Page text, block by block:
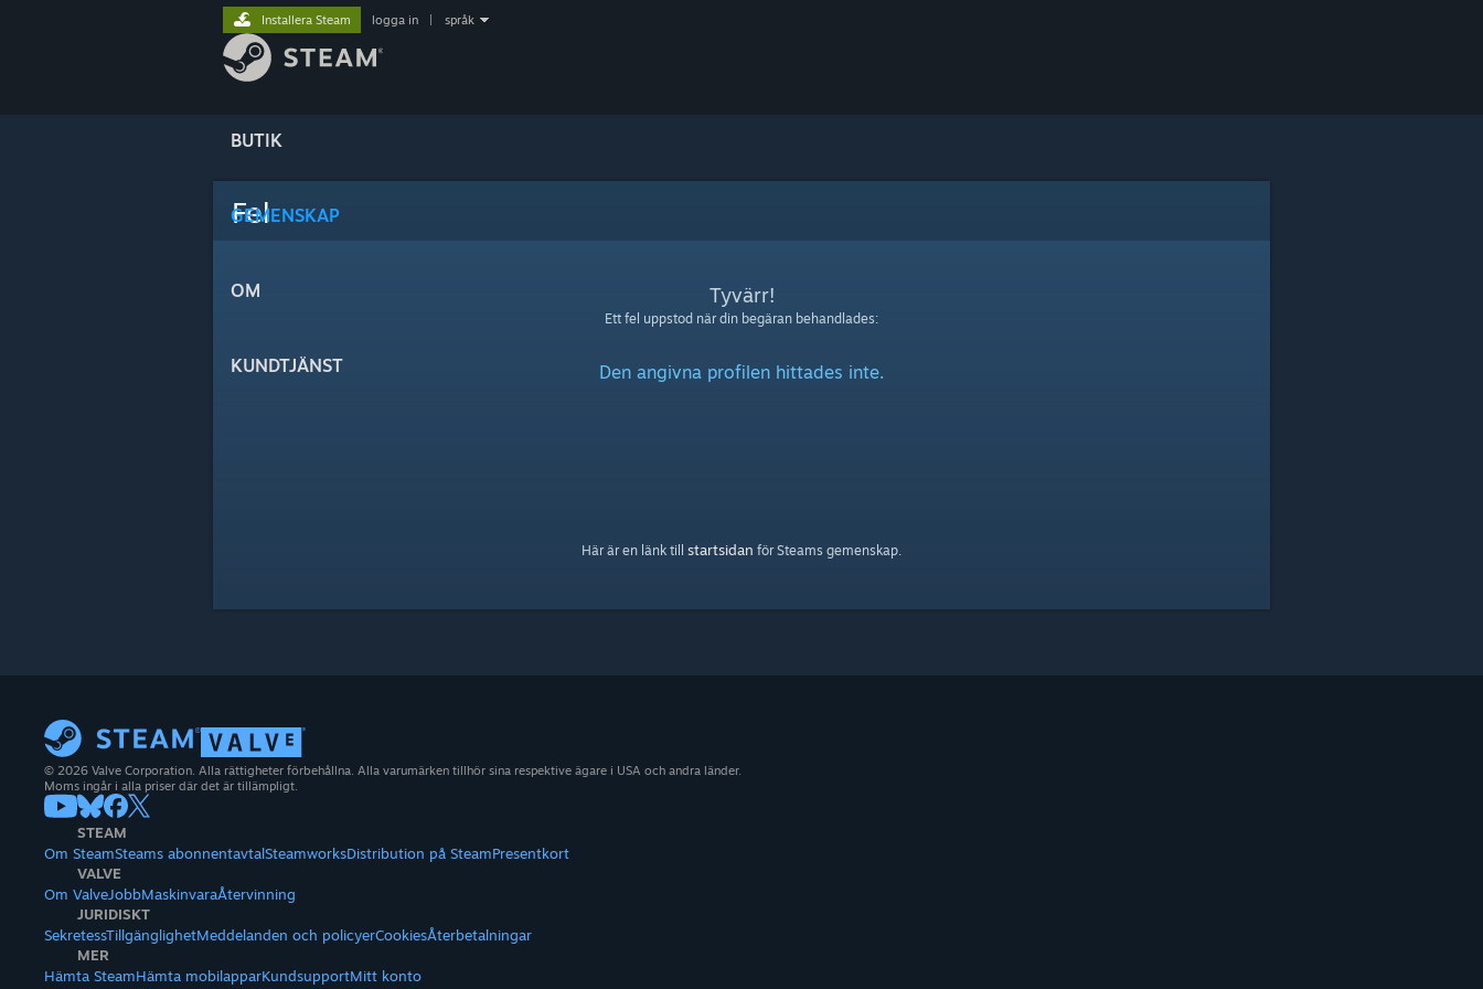
BUTIK
GEMENSKAP
OM
KUNDTJÄNST
Installera Steam logga in språk
Fel
Tyvärr!
Ett fel uppstod när din begäran behandlades:
Den angivna profilen hittades inte.
Här är en länk till startsidan för Steams gemenskap.
© 2026 Valve Corporation. Alla rättigheter förbehållna. Alla varumärken tillhör sina respektive ägare i USA och andra länder.
Moms ingår i alla priser där det är tillämpligt.
STEAM
Om SteamSteams abonnentavtalSteamworksDistribution på SteamPresentkort
VALVE
Om ValveJobbMaskinvaraÅtervinning
JURIDISKT
SekretessTillgänglighetMeddelanden och policyerCookiesÅterbetalningar
MER
Hämta SteamHämta mobilapparKundsupportMitt konto